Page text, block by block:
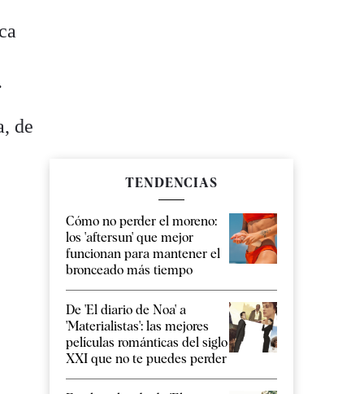
de
TENDENCIAS
Cómo no perder el moreno:
los 'aftersun' que mejor
funcionan para mantener el
bronceado más tiempo
De 'El diario de Noa' a
'Materialistas': las mejores
películas románticas del siglo
XXI que no te puedes perder